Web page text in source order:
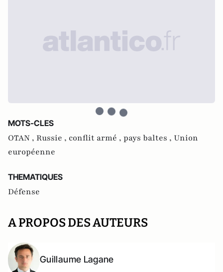
MOTS-CLES
OTAN , Russie , conflit armé , pays baltes , Union
européenne
THEMATIQUES
Défense
A PROPOS DES AUTEURS
Guillaume Lagane